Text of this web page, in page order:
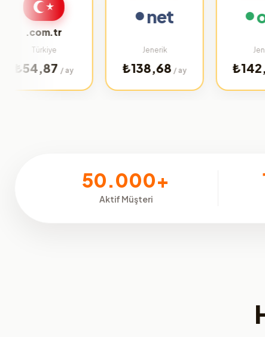
/ ay
net
₺138,68 / ay
org
₺142,64 /
50.000+
Aktif Müşteri